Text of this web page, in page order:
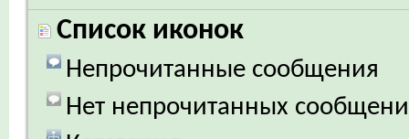
Список иконок
Непрочитанные сообщения
Нет непрочитанных